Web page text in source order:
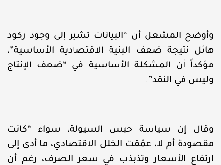
وأوضح المشعل أن “البيانات تشير إلى وجود ركود
هائل نتيجة ضعف البنية الاقتصادية الأساسية”،
مؤكداً أن المشكلة الأساسية في “ضعف الإنتاج
وليس في النقد”.
وقال إن سياسة حبس السيولة، سواء “كانت
مقصودة أم لا، عمّقت الخلل الاقتصادي، ما أدى إلى
ارتفاع الأسعار وتذبذب في سعر الصرف، رغم أن